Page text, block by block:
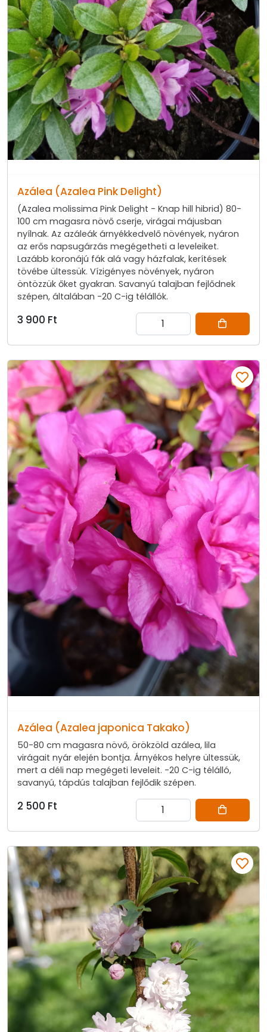
Azálea (Azalea Pink Delight)
(Azalea molissima Pink Delight - Knap hill hibrid) 80-
100 cm magasra növő cserje, virágai májusban
nyílnak. Az azáleák árnyékkedvelő növények, nyáron
az erős napsugárzás megégetheti a leveleiket.
Lazább koronájú fák alá vagy házfalak, kerítések
tövébe ültessük. Vízigényes növények, nyáron
öntözzük őket gyakran. Savanyú talajban fejlődnek
szépen, általában -20 C-ig télállók.
3 900 Ft
Azálea (Azalea japonica Takako)
50-80 cm magasra növő, örökzöld azálea, lila
virágait nyár elején bontja. Árnyékos helyre ültessük,
mert a déli nap megégeti leveleit. -20 C-ig télálló,
savanyú, tápdús talajban fejlődik szépen.
2 500 Ft